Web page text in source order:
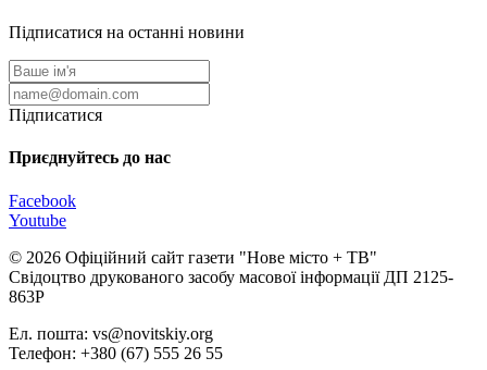
Підписатися на останні новини
Підписатися
Приєднуйтесь до нас
Facebook
Youtube
© 2026 Офіційний сайт газети "Нове мiсто + ТВ"
Свідоцтво друкованого засобу масової інформації ДП 2125-
863Р
Ел. пошта: vs@novitskiy.org
Телефон: +380 (67) 555 26 55